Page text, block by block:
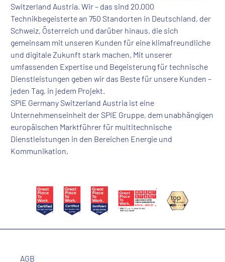
Switzerland Austria. Wir – das sind 20.000
Technikbegeisterte an 750 Standorten in Deutschland, der
Schweiz, Österreich und darüber hinaus, die sich
gemeinsam mit unseren Kunden für eine klimafreundliche
und digitale Zukunft stark machen. Mit unserer
umfassenden Expertise und Begeisterung für technische
Dienstleistungen geben wir das Beste für unsere Kunden –
jeden Tag, in jedem Projekt.
SPIE Germany Switzerland Austria ist eine
Unternehmenseinheit der SPIE Gruppe, dem unabhängigen
europäischen Marktführer für multitechnische
Dienstleistungen in den Bereichen Energie und
Kommunikation.
AGB